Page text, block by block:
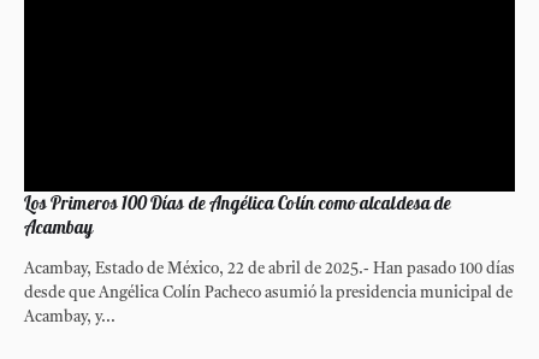
Los Primeros 100 Días de Angélica Colín como alcaldesa de
Acambay
Acambay, Estado de México, 22 de abril de 2025.- Han pasado 100 días
desde que Angélica Colín Pacheco asumió la presidencia municipal de
Acambay, y...